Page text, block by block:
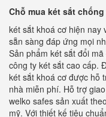
Chỗ mua két sắt
két sắt khoá cơ hiện nay
sẵn sàng đáp ứng mọi
Sản phẩm két sắt đổi
công ty két sắt cao cấp.
két sắt khoá cơ được hỗ
nhà miễn phí. Hỗ trợ
welko safes sản xuất
mỹ. Với thiết kế tiêu